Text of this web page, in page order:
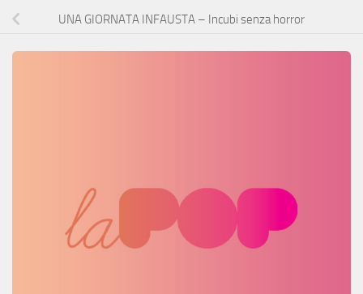
UNA GIORNATA INFAUSTA – Incubi senza horror